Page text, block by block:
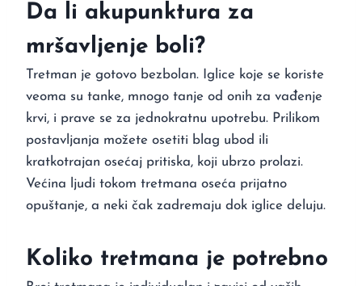
Da li akupunktura za
mršavljenje boli?
Tretman je gotovo bezbolan. Iglice koje se koriste
veoma su tanke, mnogo tanje od onih za vađenje
krvi, i prave se za jednokratnu upotrebu. Prilikom
postavljanja možete osetiti blag ubod ili
kratkotrajan osećaj pritiska, koji ubrzo prolazi.
Većina ljudi tokom tretmana oseća prijatno
opuštanje, a neki čak zadremaju dok iglice deluju.
Koliko tretmana je potrebno